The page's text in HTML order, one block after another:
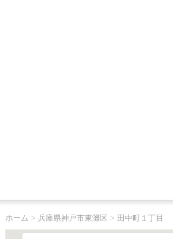
ホーム > 兵庫県神戸市東灘区 > 田中町１丁目